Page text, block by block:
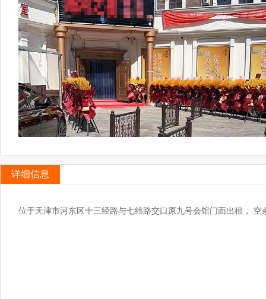
详细信息
位于天津市河东区十三经路与七纬路交口原九号会馆门面出租，